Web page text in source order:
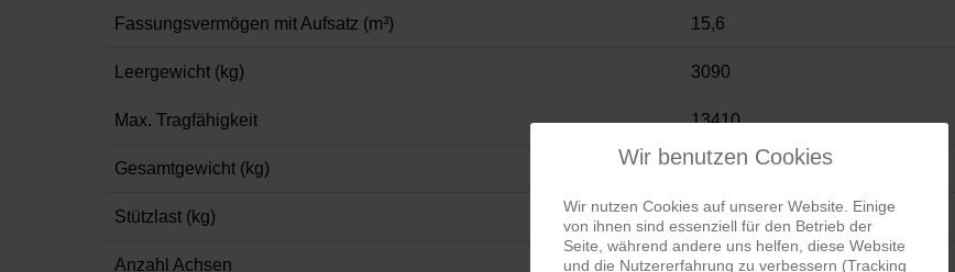
Fassungsvermögen mit Aufsatz (m³) 15,6
Leergewicht (kg) 3090
Max. Tragfähigkeit 13410
Gesamtgewicht (kg) 16500
Stützlast (kg) 2650
Anzahl Achsen 2
Wir benutzen Cookies
Wir nutzen Cookies auf unserer Website. Einige
von ihnen sind essenziell für den Betrieb der
Seite, während andere uns helfen, diese Website
und die Nutzererfahrung zu verbessern (Tracking